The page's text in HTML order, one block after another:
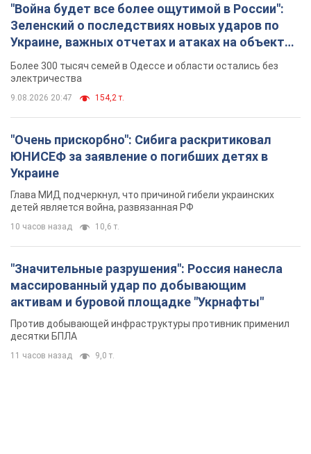
"Война будет все более ощутимой в России":
Зеленский о последствиях новых ударов по
Украине, важных отчетах и атаках на объекты
противника. Видео
Более 300 тысяч семей в Одессе и области остались без
электричества
9.08.2026 20:47 154,2 т.
"Очень прискорбно": Сибига раскритиковал
ЮНИСЕФ за заявление о погибших детях в
Украине
Глава МИД подчеркнул, что причиной гибели украинских
детей является война, развязанная РФ
10 часов назад 10,6 т.
"Значительные разрушения": Россия нанесла
массированный удар по добывающим
активам и буровой площадке "Укрнафты"
Против добывающей инфраструктуры противник применил
десятки БПЛА
11 часов назад 9,0 т.